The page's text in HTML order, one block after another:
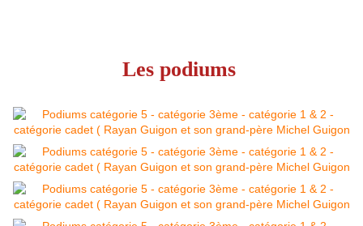
Les podiums